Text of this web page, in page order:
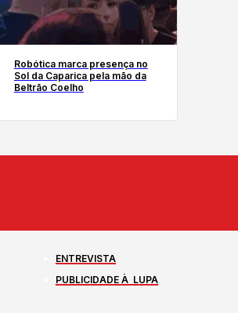
Robótica marca presença no
Sol da Caparica pela mão da
Beltrão Coelho
ENTREVISTA
PUBLICIDADE À LUPA